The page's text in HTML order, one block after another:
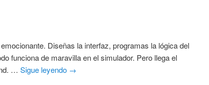
Diseñas la interfaz, programas la lógica del
funciona de maravilla en el simulador. Pero llega el
…Sigue leyendo →